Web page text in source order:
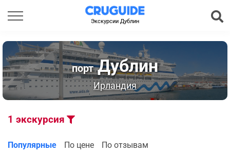
Экскурсии Дублин
портДублин
Ирландия
1 экскурсия
Популярные По цене По отзывам